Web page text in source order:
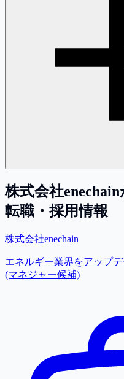
株式会社enechain
転職・採用情報
株式会社enechain
エネルギー業界をアップ
(マネジャー候補)